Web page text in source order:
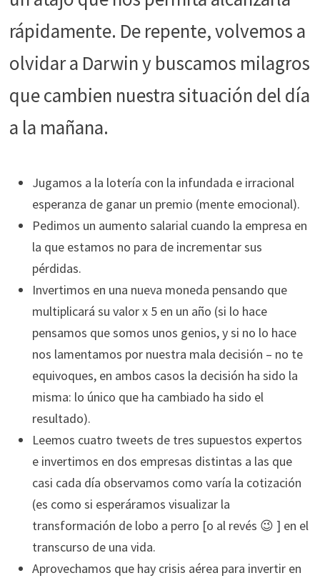
rápidamente. De repente, volvemos a
olvidar a Darwin y buscamos milagros
que cambien nuestra situación del día
a la mañana.
Jugamos a la lotería con la infundada e irracional
esperanza de ganar un premio (mente emocional).
Pedimos un aumento salarial cuando la empresa en
la que estamos no para de incrementar sus
pérdidas.
Invertimos en una nueva moneda pensando que
multiplicará su valor x 5 en un año (si lo hace
pensamos que somos unos genios, y si no lo hace
nos lamentamos por nuestra mala decisión – no te
equivoques, en ambos casos la decisión ha sido la
misma: lo único que ha cambiado ha sido el
resultado).
Leemos cuatro tweets de tres supuestos expertos
e invertimos en dos empresas distintas a las que
casi cada día observamos como varía la cotización
(es como si esperáramos visualizar la
transformación de lobo a perro [o al revés 😉 ] en el
transcurso de una vida.
Aprovechamos que hay crisis aérea para invertir en